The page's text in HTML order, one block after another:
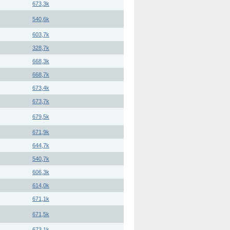
673,3k
540,6k
603,7k
328,7k
668,3k
668,7k
673,4k
673,7k
679,5k
671,9k
644,7k
540,7k
606,3k
614,0k
671,1k
671,5k